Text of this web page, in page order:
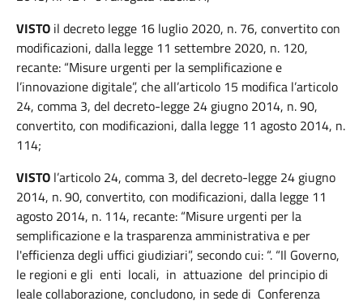
VISTO il decreto legge 16 luglio 2020, n. 76, convertito con
modificazioni, dalla legge 11 settembre 2020, n. 120,
recante: “Misure urgenti per la semplificazione e
l’innovazione digitale”, che all’articolo 15 modifica l’articolo
24, comma 3, del decreto-legge 24 giugno 2014, n. 90,
convertito, con modificazioni, dalla legge 11 agosto 2014, n.
114;
VISTO l’articolo 24, comma 3, del decreto-legge 24 giugno
2014, n. 90, convertito, con modificazioni, dalla legge 11
agosto 2014, n. 114, recante: “Misure urgenti per la
semplificazione e la trasparenza amministrativa e per
l'efficienza degli uffici giudiziari”, secondo cui: “. “Il Governo,
le regioni e gli enti locali, in attuazione del principio di
leale collaborazione, concludono, in sede di Conferenza